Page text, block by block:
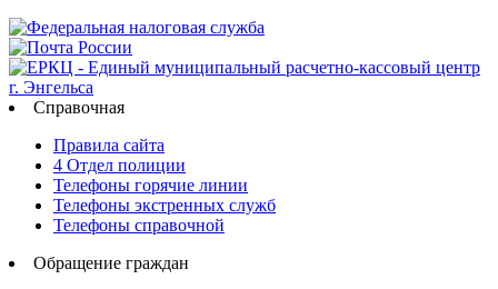
Справочная
Правила сайта
4 Отдел полиции
Телефоны горячие линии
Телефоны экстренных служб
Телефоны справочной
Обращение граждан